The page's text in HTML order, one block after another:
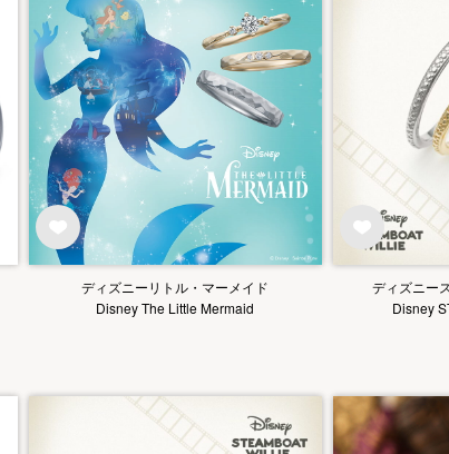
ディズニーリトル・マーメイド
Disney The Little Mermaid
ディズニー
Disney